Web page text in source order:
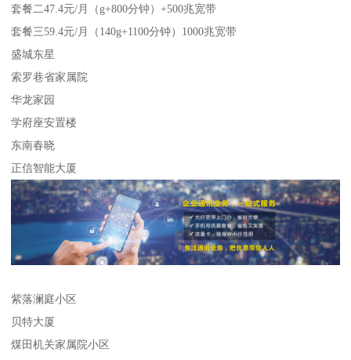
套餐二47.4元/月（g+800分钟）+500兆宽带
套餐三59.4元/月（140g+1100分钟）1000兆宽带
盛城东星
索罗巷省家属院
华龙家园
学府座安置楼
东南春晓
正信智能大厦
紫落澜庭小区
贝特大厦
煤田机关家属院小区